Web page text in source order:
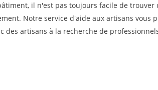
il n'est pas toujours facile de trouver
Notre service d'aide aux artisans vous
des artisans à la recherche de